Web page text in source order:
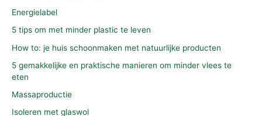
Energielabel
5 tips om met minder plastic te leven
How to: je huis schoonmaken met natuurlijke producten
5 gemakkelijke en praktische manieren om minder vlees te
eten
Massaproductie
Isoleren met glaswol